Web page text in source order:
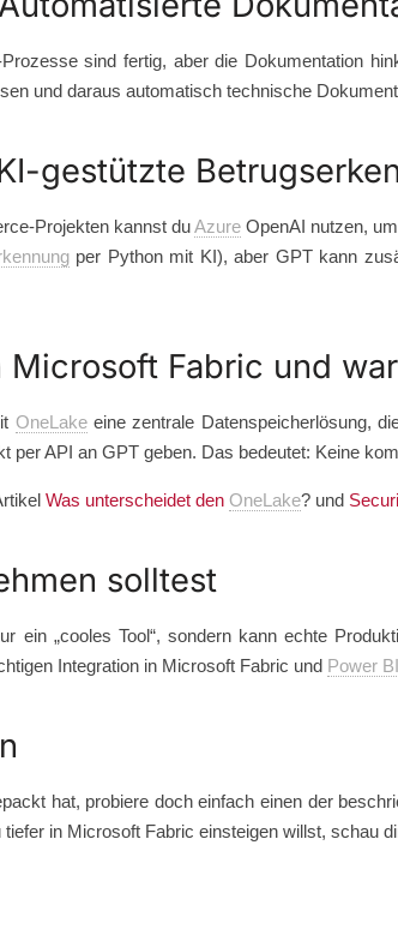
sind fertig, aber die Dokumentation
und daraus automatisch technische
gestützte
Projekten kannst duAzure OpenAI nutzen,
per Python mit KI), aber GPT kann
Microsoft Fabric und
OneLakeeine zentrale Datenspeicherlösung,
per API an GPT geben. Das bedeutet: Keine
Was unterscheidet den OneLake? und
solltest
ein „cooles Tool“, sondern kann echte
Integration in Microsoft Fabric und Power BI
hat, probiere doch einfach einen der
in Microsoft Fabric einsteigen willst, schau